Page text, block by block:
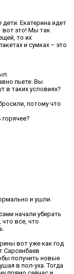
Екатерина идет
вот это! Мы так
то их
и сумках – это
пьете. Вы
в таких условиях?
потому что
и ушли.
начали убирать
что все, что
вот уже как год
Сарсенбаев
получить новые
в пол-уха. Тогда